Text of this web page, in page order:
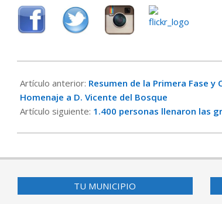
05-
01
Artículo anterior: Resumen de la Primera Fase
Homenaje a D. Vicente del Bosque
Artículo siguiente: 1.400 personas llenaron las
TU MUNICIPIO